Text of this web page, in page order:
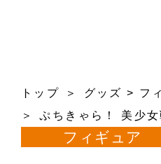
トップ グッズ > フ
ぷちきゃら！ 美少
フィギュア